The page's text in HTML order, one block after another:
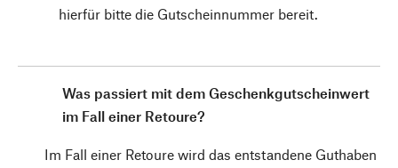
hierfür bitte die Gutscheinnummer bereit.
Was passiert mit dem Geschenkgutscheinwert
im Fall einer Retoure?
Im Fall einer Retoure wird das entstandene Guthaben